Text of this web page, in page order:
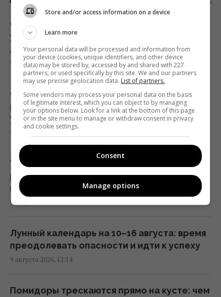
5 условий завершения войны
11:57 воскресенье, 09 августа 2026
В Геленджике уничтожена позиция С-400,
из которой 8 августа били по Украине, -
Мадяр
11:43 воскресенье, 09 августа 2026
Две океанические аномалии могут
изменить зиму 2026–2027 в Европе
11:40 воскресенье, 09 августа 2026
Новый фильм Marvel бьет рекорд за
рекордом - он уже стал главным хитом
2026 года
Жизнь этих знаков Зодиака развернется
на 180 градусов очень скоро
Оккупанты продвигаются на важном
участке фронта: в DeepState раскрыли
детали
9 августа 2026, 12:58
Ситуация в Польше на грани: эксперт
рассказал, к чему привели нападения на
украинцев
9 августа 2026, 12:51
"Москва ляжет": Мадяр в день своего
рождения назва л 5 условий завершения
войны
9 августа 2026, 12:31
Лунный календарь на 10–16 августа: время
преодолевать опасности и идти к успеху
9 августа 2026, 12:14
Помидоры трескаются прямо на кусте: чем
Store and/or access information on a device
Learn more
Your personal data will be processed and information from
your device (cookies, unique identifiers, and other device
data) may be stored by, accessed by and shared with 227
partners, or used specifically by this site. We and our partners
may use precise geolocation data. List of partners.
Some vendors may process your personal data on the basis
of legitimate interest, which you can object to by managing
your options below. Look for a link at the bottom of this page
or in the site menu to manage or withdraw consent in privacy
and cookie settings.
Consent
Manage options